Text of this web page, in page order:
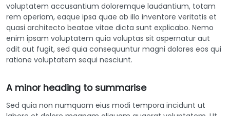
voluptatem accusantium doloremque laudantium, totam
rem aperiam, eaque ipsa quae ab illo inventore veritatis et
quasi architecto beatae vitae dicta sunt explicabo. Nemo
enim ipsam voluptatem quia voluptas sit aspernatur aut
odit aut fugit, sed quia consequuntur magni dolores eos qui
ratione voluptatem sequi nesciunt.
A minor heading to summarise
Sed quia non numquam eius modi tempora incidunt ut